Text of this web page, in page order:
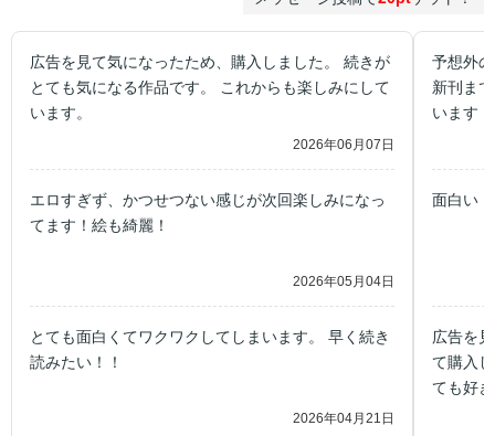
広告を見て気になったため、購入しました。 続きが
とても気になる作品です。 これからも楽しみにして
います。
2026年06月07日
エロすぎず、かつせつない感じが次回楽しみになっ
てます！絵も綺麗！
2026年05月04日
とても面白くてワクワクしてしまいます。 早く続き
読みたい！！
2026年04月21日
予想外
新刊ま
います！
面白い
広告を
て購入
ても好